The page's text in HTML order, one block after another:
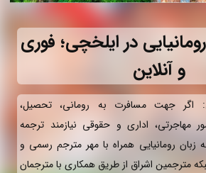
در ایلخچی؛ فوری
و آنلاین
اگر جهت مسافرت به رومانی، تحصیل،
مهاجرتی، اداری و حقوقی نیازمند ترجمه
زبان رومانیایی همراه با مهر مترجم رسمی و
مترجمین اشراق از طریق همکاری با مترجمان